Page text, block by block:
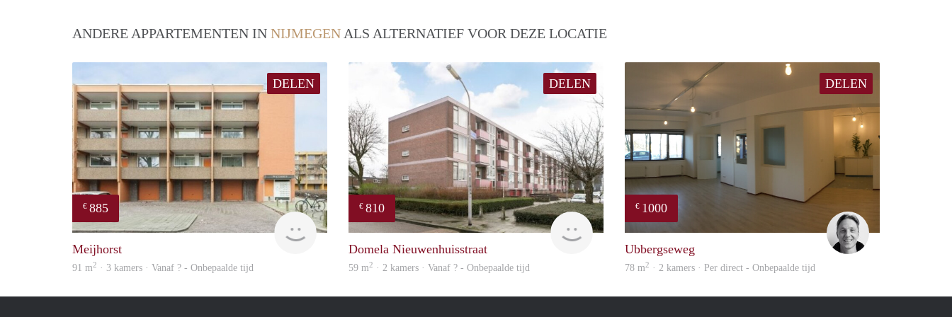
ANDERE APPARTEMENTEN IN NIJMEGEN ALS ALTERNATIEF VOOR DEZE LOCATIE
DELEN
€ 885
finder
Meijhorst
91 m2 · 3 kamers · Vanaf ? - Onbepaalde tijd
DELEN
€ 810
finder
Domela Nieuwenhuisstraat
59 m2 · 2 kamers · Vanaf ? - Onbepaalde tijd
DELEN
€ 1000
Ubbergseweg
78 m2 · 2 kamers · Per direct - Onbepaalde tijd